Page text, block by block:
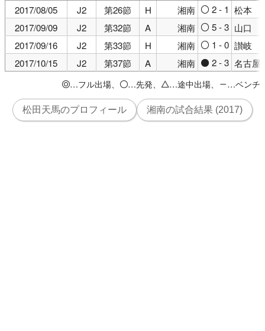
2017/08/05 J2 第26節 H 湘南 ○ 2 - 1 松本
2017/09/09
J2 第32節 A 湘南 ○ 5 - 3 山口
2017/09/16
J2 第33節 H 湘南 ○ 1 - 0 讃岐
2017/10/15
J2 第37節 A 湘南 ● 2 - 3 名古屋
◎…フル出場、 ○…先発、 △…途中出場、 －…ベンチ
松田天馬のプロフィール 湘南の試合結果 (2017)